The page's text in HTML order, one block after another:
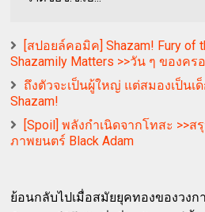
[สปอยล์คอมิค] Shazam! Fury of
Shazamily Matters >>วัน ๆ ของค
ถึงตัวจะเป็นผู้ใหญ่ แต่สมองเป็นเ
Shazam!
[Spoil] พลังกำเนิดจากโทสะ >>
ภาพยนตร์ Black Adam
ย้อนกลับไปเมื่อสมัยยุคทองของวง